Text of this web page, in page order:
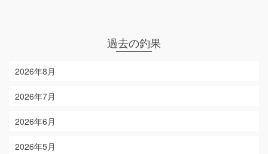
過去の釣果
2026年8月
2026年7月
2026年6月
2026年5月